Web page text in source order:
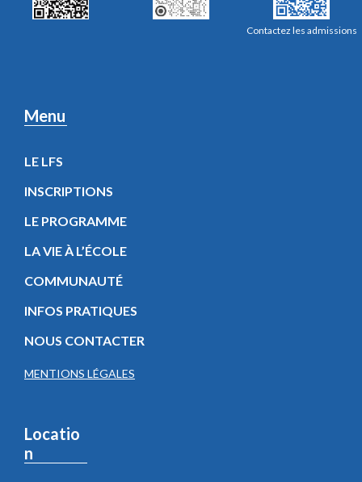
Contactez les admissions
Menu
LE LFS
INSCRIPTIONS
LE PROGRAMME
LA VIE À L’ÉCOLE
COMMUNAUTÉ
INFOS PRATIQUES
NOUS CONTACTER
MENTIONS LÉGALES
Locatio
n